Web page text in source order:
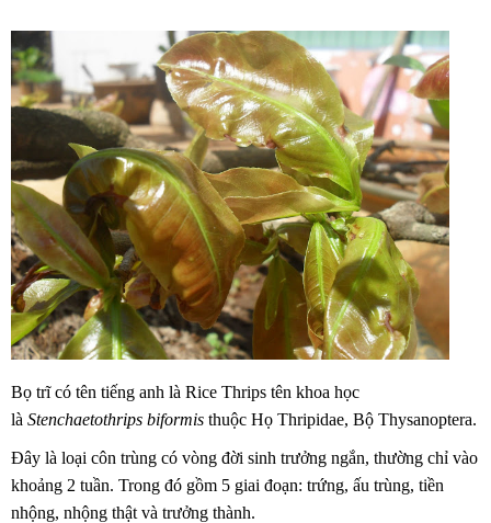
Bọ trĩ có tên tiếng anh là Rice Thrips tên khoa học
là Stenchaetothrips biformis thuộc Họ Thripidae, Bộ Thysanoptera.
Đây là loại côn trùng có vòng đời sinh trưởng ngắn, thường chỉ vào
khoảng 2 tuần. Trong đó gồm 5 giai đoạn: trứng, ấu trùng, tiền
nhộng, nhộng thật và trưởng thành.